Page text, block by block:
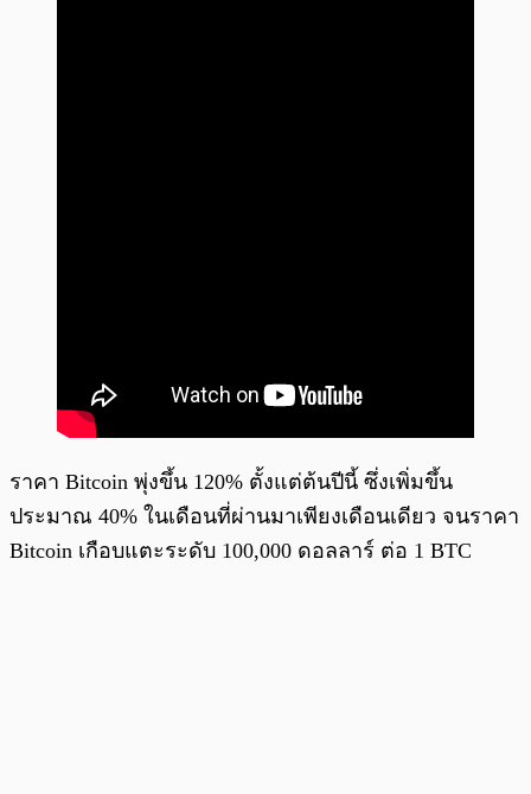
ราคา Bitcoin พุ่งขึ้น 120% ตั้งแต่ต้นปีนี้ ซึ่งเพิ่มขึ้น
ประมาณ 40% ในเดือนที่ผ่านมาเพียงเดือนเดียว จนราคา
Bitcoin เกือบแตะระดับ 100,000 ดอลลาร์ ต่อ 1 BTC